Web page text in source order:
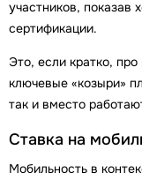
участников, показав
сертификации.
Это, если кратко,
ключевые «козыри»
так и вместо
Ставка на
Мобильность в